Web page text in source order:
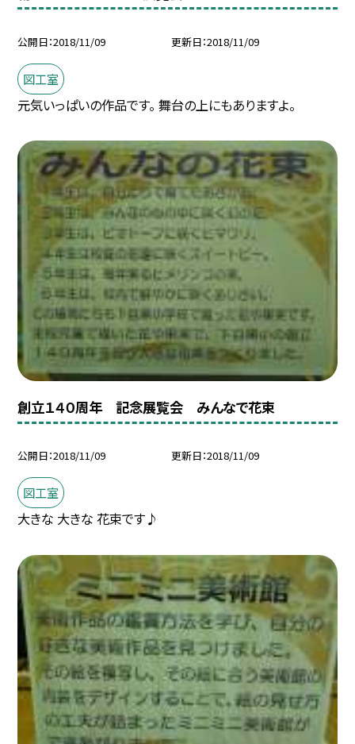
公開日 2018/11/09 更新日 2018/11/09
図工室
元気いっぱいの作品です。 舞台の上にもありますよ。
創立１４０周年 記念展覧会 みんなで花束
公開日 2018/11/09 更新日 2018/11/09
図工室
大きな 大きな 花束です♪